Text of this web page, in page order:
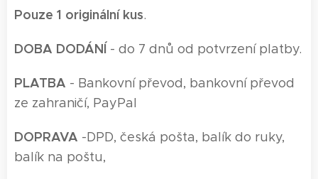
Pouze 1 originální kus.
DOBA DODÁNÍ - do 7 dnů od potvrzení platby.
PLATBA - Bankovní převod, bankovní převod
ze zahraničí, PayPal
DOPRAVA -DPD, česká pošta, balík do ruky,
balík na poštu,